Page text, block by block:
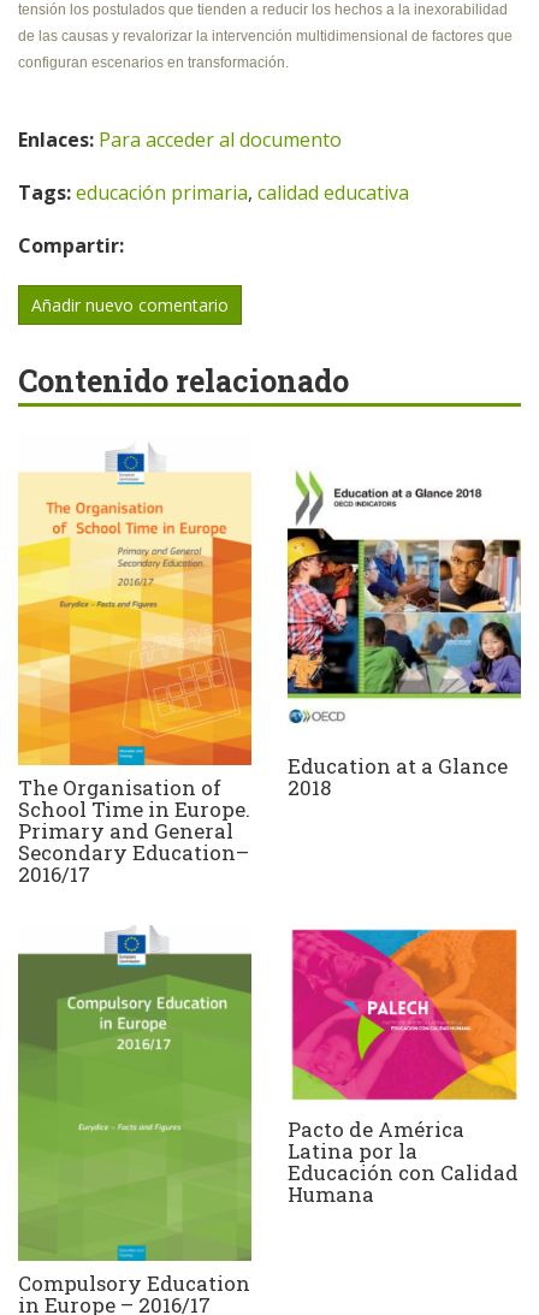
tensión los postulados que tienden a reducir los hechos a la inexorabilidad
de las causas y revalorizar la intervención multidimensional de factores que
configuran escenarios en transformación.
Enlaces: Para acceder al documento
Tags:educación primaria, calidad educativa
Compartir:
Añadir nuevo comentario
Contenido relacionado
The Organisation of
School Time in Europe.
Primary and General
Secondary Education–
2016/17
Education at a Glance
2018
Compulsory Education
in Europe – 2016/17
Pacto de América
Latina por la
Educación con Calidad
Humana